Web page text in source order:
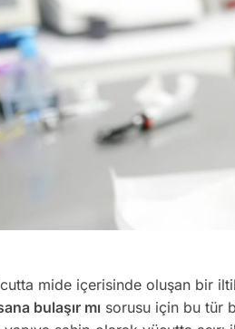
mide içerisinde oluşan bir
bulaşır mı sorusu için bu tür